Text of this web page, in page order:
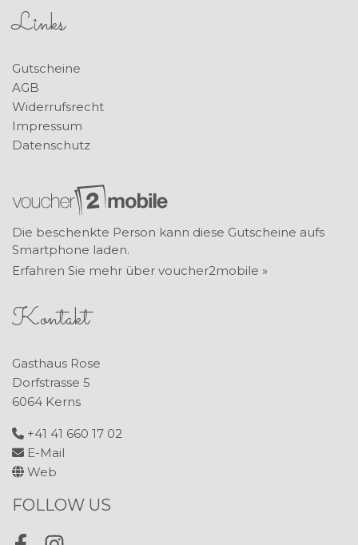
Links
Gutscheine
AGB
Widerrufsrecht
Impressum
Datenschutz
Die beschenkte Person kann diese Gutscheine aufs
Smartphone laden.
Erfahren Sie mehr über voucher2mobile »
Kontakt
Gasthaus Rose
Dorfstrasse 5
6064 Kerns
+41 41 660 17 02
E-Mail
Web
FOLLOW US